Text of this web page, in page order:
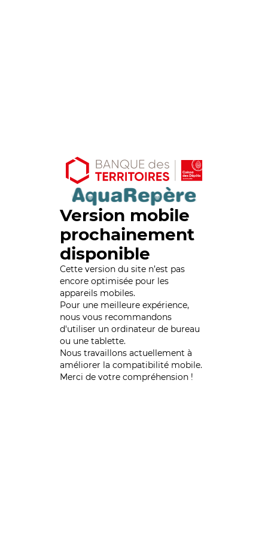
Version mobile
prochainement
disponible
Cette version du site n’est pas
encore optimisée pour les
appareils mobiles.
Pour une meilleure expérience,
nous vous recommandons
d'utiliser un ordinateur de bureau
ou une tablette.
Nous travaillons actuellement à
améliorer la compatibilité mobile.
Merci de votre compréhension !